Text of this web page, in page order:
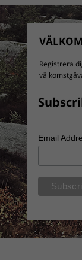
Registrera
Email